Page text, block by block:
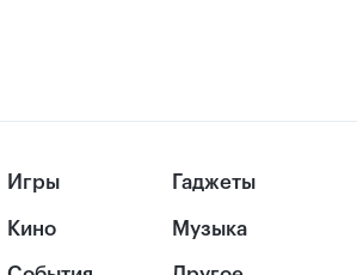
Игры
Кино
Гаджеты
Музыка